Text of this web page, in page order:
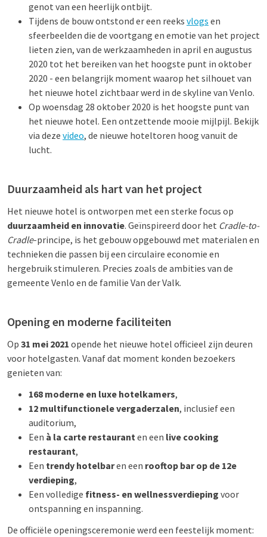
genot van een heerlijk ontbijt.
Tijdens de bouw ontstond er een reeks vlogs en
sfeerbeelden die de voortgang en emotie van het project
lieten zien, van de werkzaamheden in april en augustus
2020 tot het bereiken van het hoogste punt in oktober
2020 - een belangrijk moment waarop het silhouet van
het nieuwe hotel zichtbaar werd in de skyline van Venlo.
Op woensdag 28 oktober 2020 is het hoogste punt van
het nieuwe hotel. Een ontzettende mooie mijlpijl. Bekijk
via deze video, de nieuwe hoteltoren hoog vanuit de
lucht.
Duurzaamheid als hart van het project
Het nieuwe hotel is ontworpen met een sterke focus op
duurzaamheid en innovatie. Geïnspireerd door het Cradle-to-
Cradle-principe, is het gebouw opgebouwd met materialen en
technieken die passen bij een circulaire economie en
hergebruik stimuleren. Precies zoals de ambities van de
gemeente Venlo en de familie Van der Valk.
Opening en moderne faciliteiten
Op 31 mei 2021 opende het nieuwe hotel officieel zijn deuren
voor hotelgasten. Vanaf dat moment konden bezoekers
genieten van:
168 moderne en luxe hotelkamers,
12 multifunctionele vergaderzalen, inclusief een
auditorium,
Een à la carte restauranten een live cooking
restaurant,
Een trendy hotelbaren een rooftop bar op de 12e
verdieping,
Een volledige fitness- en wellnessverdieping voor
ontspanning en inspanning.
De officiële openingsceremonie werd een feestelijk moment: